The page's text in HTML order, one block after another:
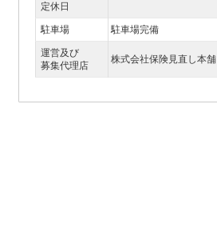
定休日
駐車場 駐車場完備
運営及び
募集代理店
株式会社保険見直し本舗